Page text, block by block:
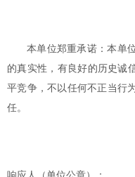
本单位郑重承诺：本单
的真实性，有良好的历史诚
平竞争，不以任何不正当行
任。